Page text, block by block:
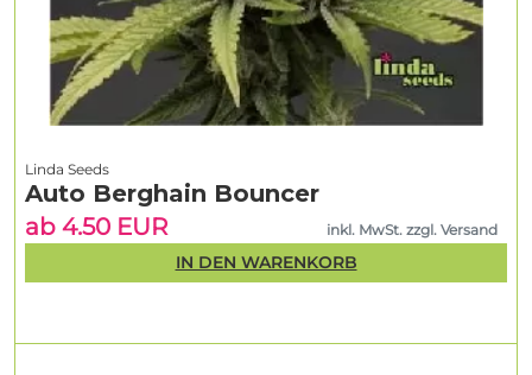
Linda Seeds
Auto Berghain Bouncer
ab 4.50 EUR
inkl. MwSt. zzgl. Versand
IN DEN WARENKORB